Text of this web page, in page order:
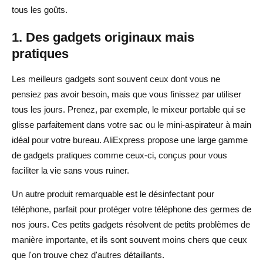
tous les goûts.
1. Des gadgets originaux mais
pratiques
Les meilleurs gadgets sont souvent ceux dont vous ne
pensiez pas avoir besoin, mais que vous finissez par utiliser
tous les jours. Prenez, par exemple, le mixeur portable qui se
glisse parfaitement dans votre sac ou le mini-aspirateur à main
idéal pour votre bureau. AliExpress propose une large gamme
de gadgets pratiques comme ceux-ci, conçus pour vous
faciliter la vie sans vous ruiner.
Un autre produit remarquable est le désinfectant pour
téléphone, parfait pour protéger votre téléphone des germes de
nos jours. Ces petits gadgets résolvent de petits problèmes de
manière importante, et ils sont souvent moins chers que ceux
que l'on trouve chez d'autres détaillants.